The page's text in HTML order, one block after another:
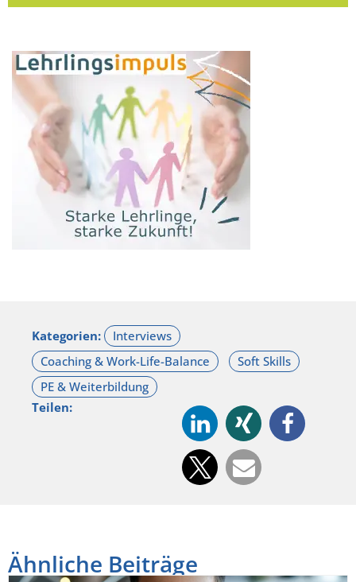
Kategorien:
Teilen:
Ähnliche Beiträge